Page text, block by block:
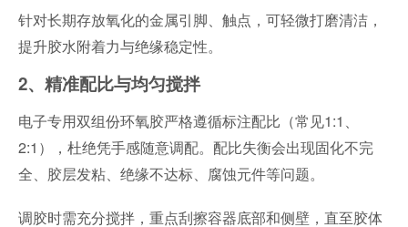
针对长期存放氧化的金属引脚、触点，可轻微打磨清洁，
提升胶水附着力与绝缘稳定性。
2、精准配比与均匀搅拌
电子专用双组份环氧胶严格遵循标注配比（常见1:1、
2:1），杜绝凭手感随意调配。配比失衡会出现固化不完
全、胶层发粘、绝缘不达标、腐蚀元件等问题。
调胶时需充分搅拌，重点刮擦容器底部和侧壁，直至胶体